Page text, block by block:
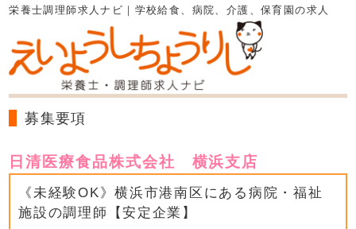
栄養士調理師求人ナビ｜学校給食、病院、介護、保育園の求人
募集要項
日清医療食品株式会社 横浜支店
《未経験OK》横浜市港南区にある病院・福祉
施設の調理師【安定企業】